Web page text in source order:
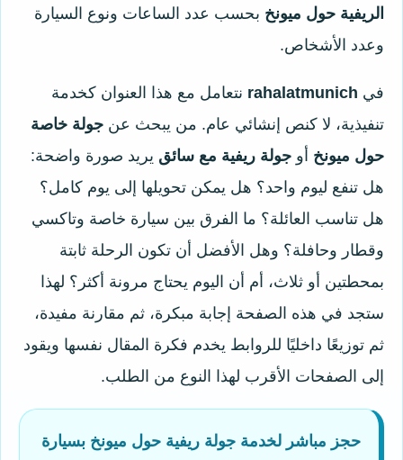
الريفية حول ميونخ بحسب عدد الساعات ونوع السيارة
وعدد الأشخاص.
في rahalatmunich نتعامل مع هذا العنوان كخدمة
تنفيذية، لا كنص إنشائي عام. من يبحث عن جولة خاصة
حول ميونخ أو جولة ريفية مع سائق يريد صورة واضحة:
هل تنفع ليوم واحد؟ هل يمكن تحويلها إلى يوم كامل؟
هل تناسب العائلة؟ ما الفرق بين سيارة خاصة وتاكسي
وقطار وحافلة؟ وهل الأفضل أن تكون الرحلة ثابتة
بمحطتين أو ثلاث، أم أن اليوم يحتاج مرونة أكثر؟ لهذا
ستجد في هذه الصفحة إجابة مبكرة، ثم مقارنة مفيدة،
ثم توزيعًا داخليًا للروابط يخدم فكرة المقال نفسها ويقود
إلى الصفحات الأقرب لهذا النوع من الطلب.
حجز مباشر لخدمة جولة ريفية حول ميونخ بسيارة